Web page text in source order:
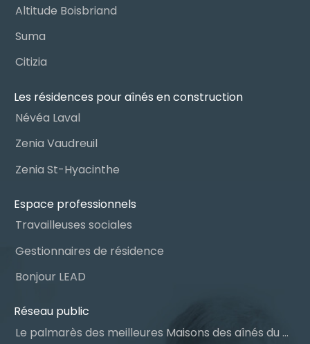
Altitude Boisbriand
Suma
Citizia
Les résidences pour aînés en construction
Névéa Laval
Zenia Vaudreuil
Zenia St-Hyacinthe
Espace professionnels
Travailleuses sociales
Gestionnaires de résidence
Bonjour LEAD
Réseau public
Le palmarès des meilleures Maisons des aînés du Québec